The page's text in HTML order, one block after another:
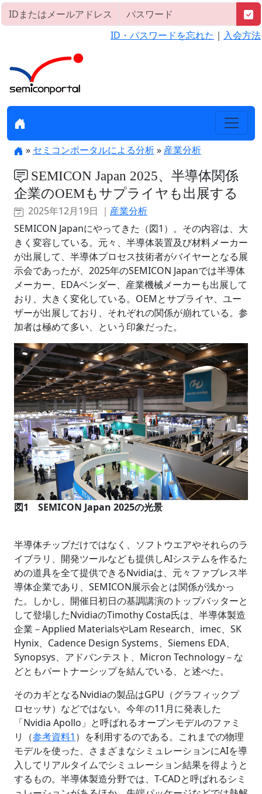
ID・パスワードを忘れた ｜ 入会方法
» セミコンポータルによる分析» 産業分析
SEMICON Japan 2025、半導体関係
企業のOEMもサプライヤも出展する
2025年12月19日 ｜ 産業分析
SEMICON Japanにやってきた（図1）。その内容は、大
きく変容している。元々、半導体装置及び材料メーカー
が出展して、半導体プロセス技術者がバイヤーとなる展
示会であったが、2025年のSEMICON Japanでは半導体
メーカー、EDAベンダー、産業機械メーカーも出展して
おり、大きく変化している。OEMとサプライヤ、ユー
ザーが出展しており、それぞれの関係が崩れている。参
加者は極めて多い、という印象だった。
図1 SEMICON Japan 2025の光景
半導体チップだけではなく、ソフトウエアやそれらのラ
イブラリ、開発ツールなども提供しAIシステムを作るた
めの道具を全て提供できるNvidiaは、元々ファブレス半
導体企業であり、SEMICON展示会とは関係が浅かっ
た。しかし、開催日初日の基調講演のトップバッターと
して登場したNvidiaのTimothy Costa氏は、半導体製造
企業－Applied MaterialsやLam Research、imec、SK
Hynix、Cadence Design Systems、Siemens EDA、
Synopsys、アドバンテスト、Micron Technology－な
どともパートナーシップを結んでいる、と述べた。
そのカギとなるNvidiaの製品はGPU（グラフィックプ
ロセッサ）などではない。今年の11月に発表した
「Nvidia Apollo」と呼ばれるオープンモデルのファミ
リ（参考資料1 ）を利用するのである。これまでの物理
モデルを使った、さまざまなシミュレーションにAIを導
入してリアルタイムでシミュレーション結果を得ようと
するもの。半導体製造分野では、T-CADと呼ばれるシミ